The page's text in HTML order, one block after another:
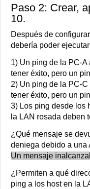
Paso 2: Crear,
10.
Después de
debería poder
1) Un ping de la PC-
tener éxito, pero un
2) Un ping de la PC-
tener éxito, pero un
3) Los ping desde los
la LAN rosada deben
¿Qué mensaje se
deniega debido a una
Un mensaje
¿Permiten a qué
ping a los host en la